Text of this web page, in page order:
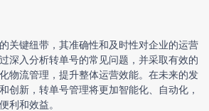
关键纽带，其准确性和及时性对企业的运营
深入分析转单号的常见问题，并采取有效的
物流管理，提升整体运营效能。在未来的发
创新，转单号管理将更加智能化、自动化，
利和效益。